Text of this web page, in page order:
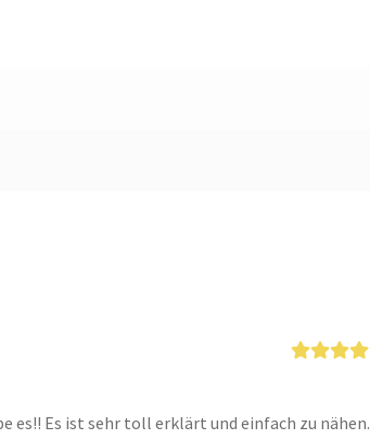
es!! Es ist sehr toll erklärt und einfach zu nähen.